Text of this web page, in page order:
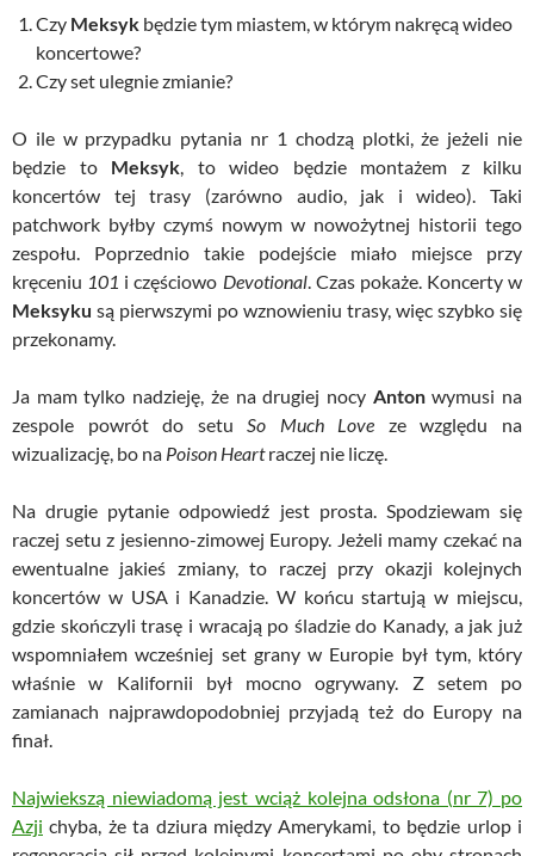
Czy Meksyk będzie tym miastem, w którym nakręcą wideo
koncertowe?
Czy set ulegnie zmianie?
O ile w przypadku pytania nr 1 chodzą plotki, że jeżeli nie
będzie to Meksyk, to wideo będzie montażem z kilku
koncertów tej trasy (zarówno audio, jak i wideo). Taki
patchwork byłby czymś nowym w nowożytnej historii tego
zespołu. Poprzednio takie podejście miało miejsce przy
kręceniu 101 i częściowo Devotional. Czas pokaże. Koncerty w
Meksyku są pierwszymi po wznowieniu trasy, więc szybko się
przekonamy.
Ja mam tylko nadzieję, że na drugiej nocy Antonwymusi na
zespole powrót do setuSo Much Love ze względu na
wizualizację, bo na Poison Heartraczej nie liczę.
Na drugie pytanie odpowiedź jest prosta. Spodziewam się
raczej setu z jesienno-zimowej Europy. Jeżeli mamy czekać na
ewentualne jakieś zmiany, to raczej przy okazji kolejnych
koncertów w USA i Kanadzie. W końcu startują w miejscu,
gdzie skończyli trasę i wracają po śladzie do Kanady, a jak już
wspomniałem wcześniej set grany w Europie był tym, który
właśnie w Kalifornii był mocno ogrywany. Z setem po
zamianach najprawdopodobniej przyjadą też do Europy na
finał.
Najwiekszą niewiadomą jest wciąż kolejna odsłona (nr 7) po
Azji chyba, że ta dziura między Amerykami, to będzie urlop i